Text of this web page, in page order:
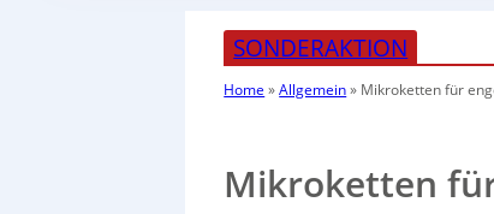
SONDERAKTION
Home »Allgemein» Mikroketten für
Mikroketten